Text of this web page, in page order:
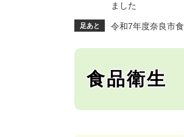
ました
足あと 令和7年度奈良市
食品衛生